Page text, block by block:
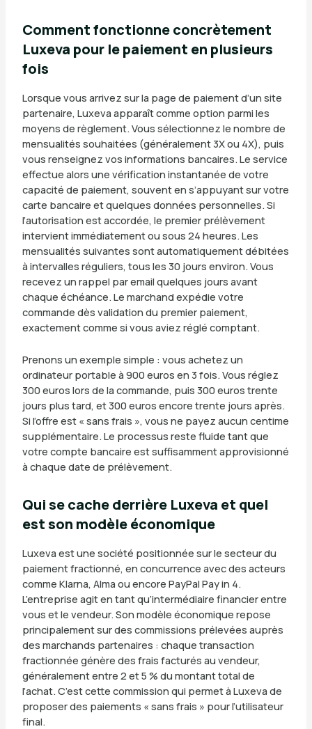
Comment fonctionne concrètement
Luxeva pour le paiement en plusieurs
fois
Lorsque vous arrivez sur la page de paiement d’un site
partenaire, Luxeva apparaît comme option parmi les
moyens de règlement. Vous sélectionnez le nombre de
mensualités souhaitées (généralement 3X ou 4X), puis
vous renseignez vos informations bancaires. Le service
effectue alors une vérification instantanée de votre
capacité de paiement, souvent en s’appuyant sur votre
carte bancaire et quelques données personnelles. Si
l’autorisation est accordée, le premier prélèvement
intervient immédiatement ou sous 24 heures. Les
mensualités suivantes sont automatiquement débitées
à intervalles réguliers, tous les 30 jours environ. Vous
recevez un rappel par email quelques jours avant
chaque échéance. Le marchand expédie votre
commande dès validation du premier paiement,
exactement comme si vous aviez réglé comptant.
Prenons un exemple simple : vous achetez un
ordinateur portable à 900 euros en 3 fois. Vous réglez
300 euros lors de la commande, puis 300 euros trente
jours plus tard, et 300 euros encore trente jours après.
Si l’offre est « sans frais », vous ne payez aucun centime
supplémentaire. Le processus reste fluide tant que
votre compte bancaire est suffisamment approvisionné
à chaque date de prélèvement.
Qui se cache derrière Luxeva et quel
est son modèle économique
Luxeva est une société positionnée sur le secteur du
paiement fractionné, en concurrence avec des acteurs
comme Klarna, Alma ou encore PayPal Pay in 4.
L’entreprise agit en tant qu’intermédiaire financier entre
vous et le vendeur. Son modèle économique repose
principalement sur des commissions prélevées auprès
des marchands partenaires : chaque transaction
fractionnée génère des frais facturés au vendeur,
généralement entre 2 et 5 % du montant total de
l’achat. C’est cette commission qui permet à Luxeva de
proposer des paiements « sans frais » pour l’utilisateur
final.